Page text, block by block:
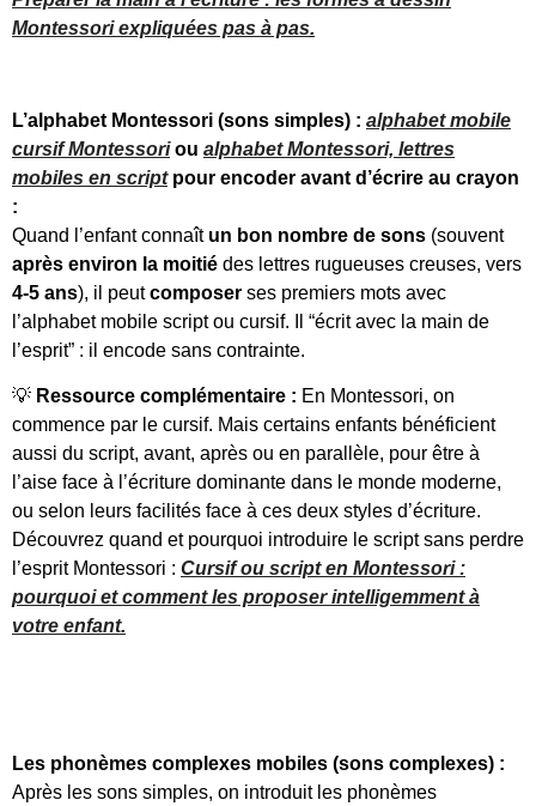
Montessori expliquées pas à pas.
L’alphabet Montessori (sons simples) : alphabet mobile
cursif Montessoriou alphabet Montessori, lettres
mobiles en scriptpour encoder avant d’écrire au crayon
:
Quand l’enfant connaît un bon nombre de sons (souvent
après environ la moitié des lettres rugueuses creuses, vers
4-5 ans), il peutcomposer ses premiers mots avec
l’alphabet mobile script ou cursif. Il “écrit avec la main de
l’esprit” : il encode sans contrainte.
💡 Ressource complémentaire : En Montessori, on
commence par le cursif. Mais certains enfants bénéficient
aussi du script, avant, après ou en parallèle, pour être à
l’aise face à l’écriture dominante dans le monde moderne,
ou selon leurs facilités face à ces deux styles d’écriture.
Découvrez quand et pourquoi introduire le script sans perdre
l’esprit Montessori : Cursif ou script en Montessori :
pourquoi et comment les proposer intelligemment à
votre enfant.
Les phonèmes complexes mobiles (sons complexes) :
Après les sons simples, on introduit les phonèmes